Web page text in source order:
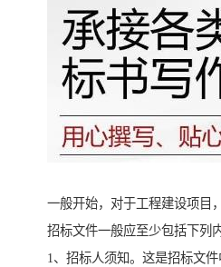
一般开始，对于工程建设项目
招标文件一般应至少包括下列内
1、招标人须知。这是招标文